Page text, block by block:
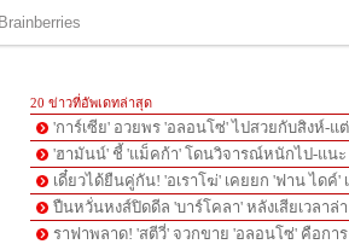
20 ข่าวที่อัพเดทล่าสุด
'การ์เซีย' อวยพร 'อลอนโซ่' ไปสวยกับสิงห์-แ
'ฮามันน์' ชี้ 'แม็คก้า' โดนวิจารณ์หนักไป-แนะ
เดี๋ยวได้ยืนคู่กัน! 'อเราโฆ่' เคยยก 'ฟาน ไดค์'
ปืนหวั่นหงส์ปิดดีล 'บาร์โคลา' หลังเสียเวลาล่
ราฟาพลาด! 'สตีวี่' จวกขาย 'อลอนโซ่' คือกา